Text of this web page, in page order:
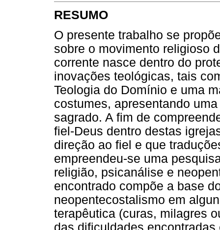
RESUMO
O presente trabalho se
sobre o movimento religioso
corrente nasce dentro do
inovações teológicas, tais
Teologia do Domínio e uma
costumes, apresentando
sagrado. A fim de
fiel-Deus dentro destas
direção ao fiel e que
empreendeu-se uma
religião, psicanálise e
encontrado compõe a base
neopentecostalismo em
terapêutica (curas, milagres
das dificuldades